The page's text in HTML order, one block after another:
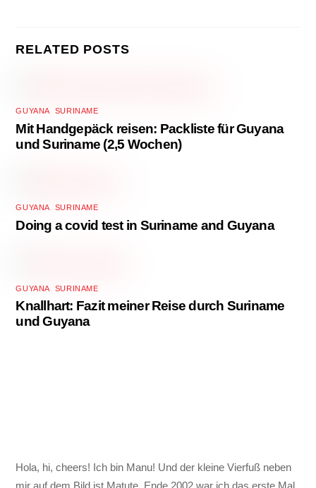
RELATED POSTS
GUYANA, SURINAME
Mit Handgepäck reisen: Packliste für Guyana
und Suriname (2,5 Wochen)
GUYANA SURINAME
Doing a covid test in Suriname and Guyana
GUYANA SURINAME
Knallhart: Fazit meiner Reise durch Suriname
und Guyana
Hola, hi, cheers! Ich bin Manu! Und der kleine Vierfuß neben